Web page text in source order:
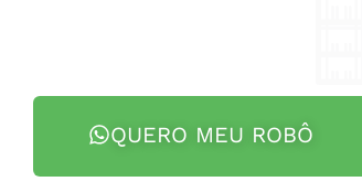
QUERO MEU ROBÔ